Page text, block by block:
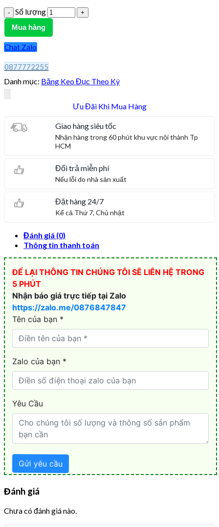
Số lượng
Mua hàng
Chat Zalo
0877772255
Danh mục: Băng Keo Đục Theo Ký
Ưu Đãi Khi Mua Hàng
Giao hàng siêu tốc
Nhận hàng trong 60 phút khu vực nội thành Tp
HCM
Đổi trả miễn phí
Nếu lỗi do nhà sản xuất
Đặt hàng 24/7
Kể cả Thứ 7, Chủ nhật
Đánh giá (0)
Thông tin thanh toán
Đánh giá
Chưa có đánh giá nào.